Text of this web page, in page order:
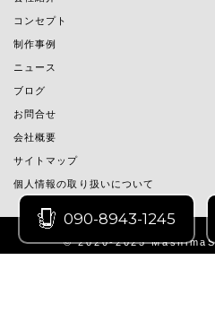
コンセプト
制作事例
ニュース
ブログ
お問合せ
会社概要
サイトマップ
個人情報の取り扱いについて
© 2020-2025
090-8943-1245